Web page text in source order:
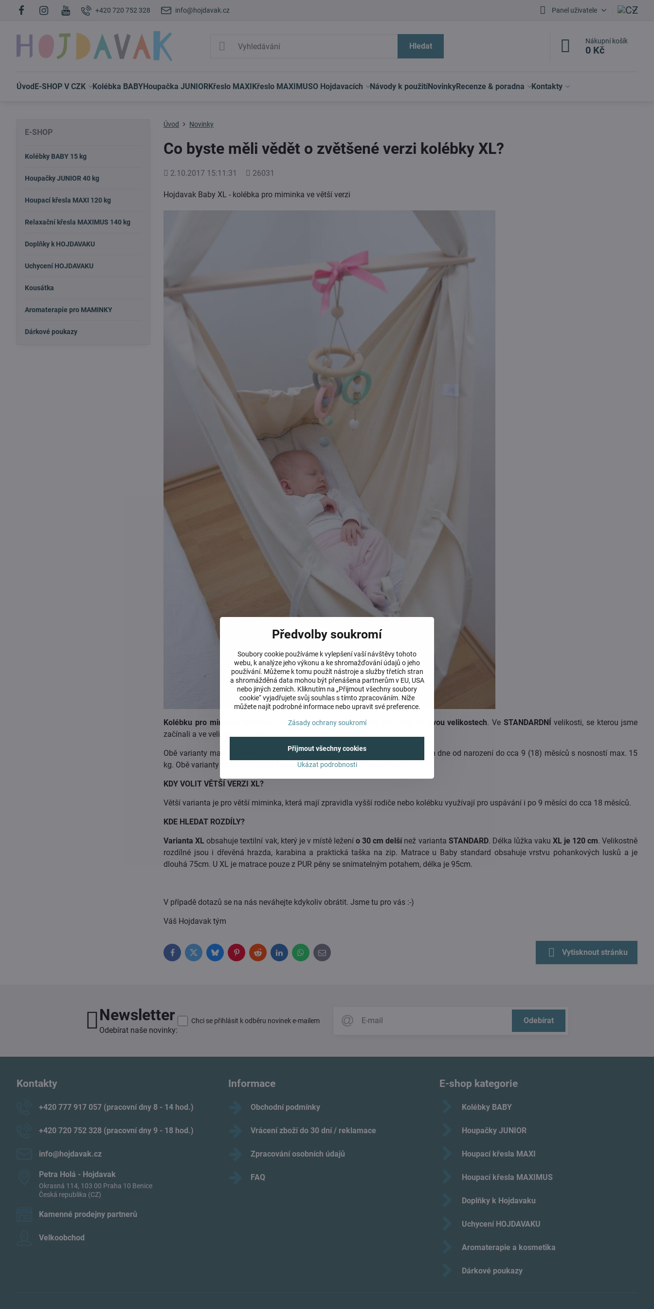
+420 720 752 328 info@hojdavak.cz Panel uživatele
Hledat
Nákupní košík
0 Kč
ÚvodE-SHOP V CZK Kolébka BABYHoupačka JUNIORKřeslo MAXIKřeslo MAXIMUSO Hojdavacích Návody k použitíNovinkyRecenze & poradna Kontakty
Úvod Novinky
Co byste měli vědět o zvětšené verzi kolébky XL?
Přidáno
2.10.2017 15:11:31
Počet
26031
Hojdavak Baby XL - kolébka pro miminka ve větší verzi
Kolébku pro miminka Hojdavak Baby XLvyrábíme již nějaký ten pátek ve dvou velikostech. Ve STANDARDNÍ velikosti, se kterou jsme
začínali a ve velikosti
Obě varianty mají
- slouží miminkám k uspávání a spinkání během dne od narození do cca 9 (18) měsíců s nosností max. 15
kg. Obě varianty obsahují
stejné komponenty, liší se jen jejich velikostí.
KDY VOLIT VĚTŠÍ VERZI XL?
Větší varianta je pro větší miminka, která mají zpravidla vyšší rodiče nebo kolébku využívají pro uspávání i po 9 měsíci do cca 18 měsíců.
KDE HLEDAT ROZDÍLY?
Varianta XL obsahuje textilní vak, který je v místě leženío 30 cm delšínež varianta STANDARD. Délka lůžka vakuXL je 120 cm. Velikostně
rozdílné jsou i dřevěná hrazda, karabina a praktická taška na zip. Matrace u Baby standard obsahuje vrstvu pohankových lusků a je
dlouhá 75cm. U XL je matrace pouze z PUR pěny se snímatelným potahem, délka je 95cm.
V případě dotazů se na nás neváhejte kdykoliv obrátit. Jsme tu pro vás :-)
Váš Hojdavak tým
FacebookTwitterBlueskyPinterestRedditLinkedInWhatsApp
E-
mail
Vytisknout stránku
E-SHOP
Kolébky BABY 15 kg
Houpačky JUNIOR 40 kg
Houpací křesla MAXI 120 kg
Relaxační křesla MAXIMUS 140 kg
Doplňky k HOJDAVAKU
Uchycení HOJDAVAKU
Kousátka
Aromaterapie pro MAMINKY
Dárkové poukazy
Newsletter
Odebírat naše novinky:
Odebírat
Chci se přihlásit k odběru novinek e-mailem
Kontakty
+420 777 917 057 (pracovní dny 8 - 14 hod​.)
+420 720 752 328 (pracovní dny 9 - 18 hod​.)
info​@hojdavak​.cz
Petra Holá - Hojdavak
Okrasná 114, 103 00 Praha 10 Benice
Česká republika (CZ)
Kamenné prodejny partnerů
Velkoobchod
Informace
Obchodní podmínky
Vrácení zboží do 30 dní / reklamace
Zpracování osobních údajů
FAQ
E-shop kategorie
Kolébky BABY
Houpačky JUNIOR
Houpací křesla MAXI
Houpací křesla MAXIMUS
Doplňky k Hojdavaku
Uchycení HOJDAVAKU
Aromaterapie a kosmetika
Dárkové poukazy
Předvolby soukromí
Soubory cookie používáme k vylepšení vaší návštěvy tohoto
webu, k analýze jeho výkonu a ke shromažďování údajů o jeho
používání. Můžeme k tomu použít nástroje a služby třetích stran
a shromážděná data mohou být přenášena partnerům v EU, USA
nebo jiných zemích. Kliknutím na „Přijmout všechny soubory
cookie“ vyjadřujete svůj souhlas s tímto zpracováním. Níže
můžete najít podrobné informace nebo upravit své preference.
Zásady ochrany soukromí
Ukázat podrobnosti
Přijmout všechny cookies